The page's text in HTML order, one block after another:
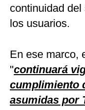
continuidad
los usuarios.
En ese marco,
"continuará
cumplimiento
asumidas por